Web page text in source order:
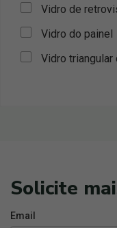
Vidro de
Vidro do painel
Vidro triangular
Solicite
Email